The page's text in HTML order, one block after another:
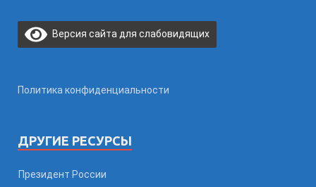
Версия сайта для слабовидящих
Политика конфиденциальности
ДРУГИЕ РЕСУРСЫ
Президент России